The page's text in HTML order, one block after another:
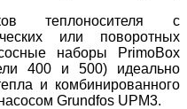
теплоносителя c
или поворотных
наборы PrimoBox
400 и 500) идеально
и комбинированного
Grundfos UPM3.